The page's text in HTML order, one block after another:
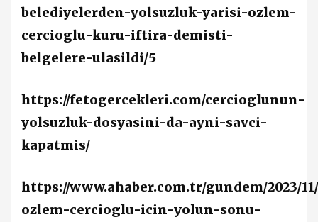
belediyelerden-yolsuzluk-yarisi-ozlem-
cercioglu-kuru-iftira-demisti-
belgelere-ulasildi/5
https://fetogercekleri.com/cercioglunun-
yolsuzluk-dosyasini-da-ayni-savci-
kapatmis/
https://www.ahaber.com.tr/gundem/2023/
ozlem-cercioglu-icin-yolun-sonu-